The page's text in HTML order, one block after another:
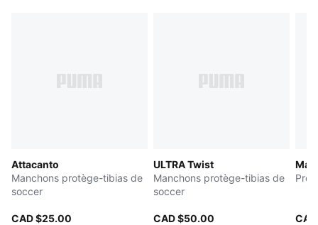
Attacanto
Manchons protège-tibias de
soccer
CAD $25.00
ULTRA Twist
Manchons protège-tibias de
soccer
CAD $50.00